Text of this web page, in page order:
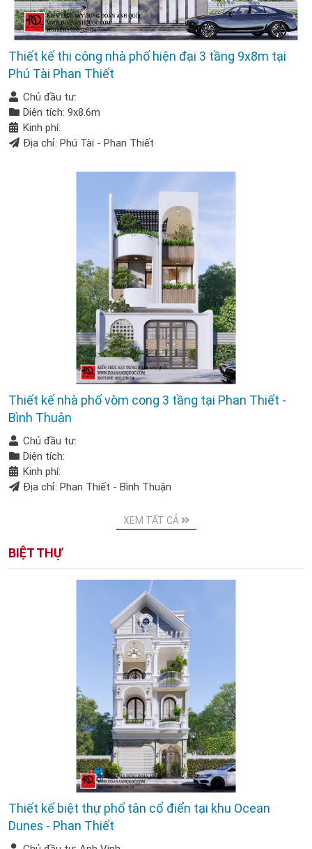
Thiết kế thi công nhà phố hiện đại 3 tầng 9x8m tại
Phú Tài Phan Thiết
Chủ đầu tư:
Diện tích: 9x8.6m
Kinh phí:
Địa chỉ: Phú Tài - Phan Thiết
Thiết kế nhà phố vòm cong 3 tầng tại Phan Thiết -
Bình Thuận
Chủ đầu tư:
Diện tích:
Kinh phí:
Địa chỉ: Phan Thiết - Bình Thuận
XEM TẤT CẢ
BIỆT THỰ
Thiết kế biệt thự phố tân cổ điển tại khu Ocean
Dunes - Phan Thiết